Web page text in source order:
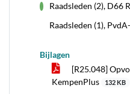
Raadsleden (2), D66
Raadsleden (1),
Bijlagen
[R25.048]
KempenPlus
132 KB